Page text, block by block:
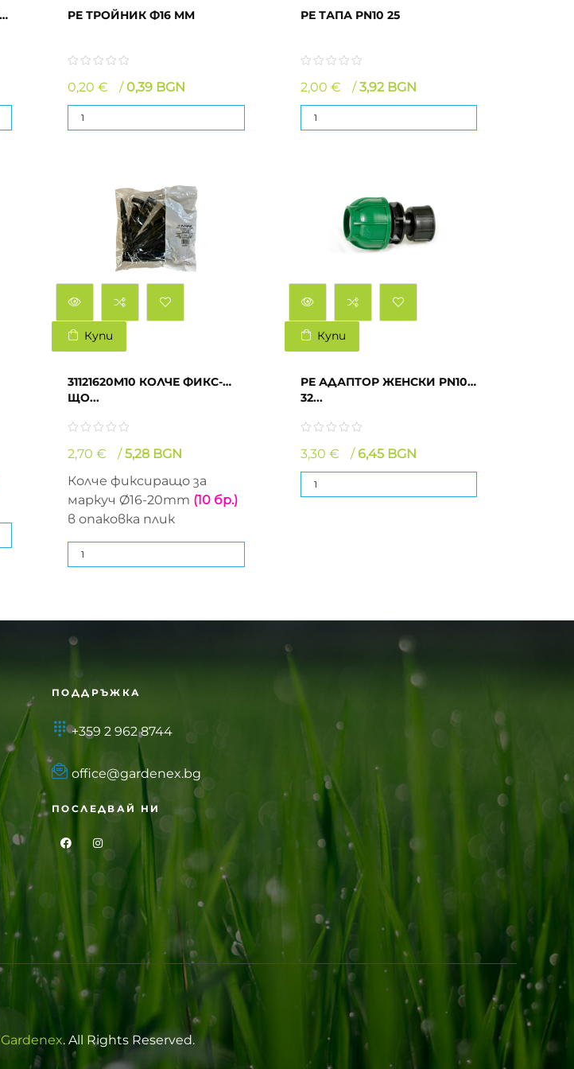
PE ТРОЙНИК Ф16 MM
0,20 € 0,39 BGN
РЕ ТАПА PN10 25
2,00 € 3,92 BGN
Купи
31121620M10 КОЛЧЕ ФИКС-
ЩО...
2,70 €
5,28 BGN
Колче фиксиращо за
маркуч Ø16-20mm (10 бр.)
в опаковка плик
Купи
PE АДАПТОР ЖЕНСКИ PN10
32...
3,30 € 6,45 BGN
ПОДДРЪЖКА
+359 2 962 8744
office@gardenex.bg
ПОСЛЕДВАЙ НИ
Gardenex. All Rights Reserved.